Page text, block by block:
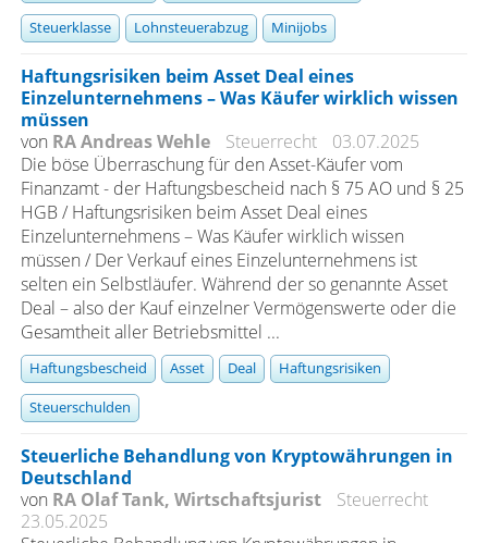
Steuerklasse Lohnsteuerabzug Minijobs
Haftungsrisiken beim Asset Deal eines
Einzelunternehmens – Was Käufer wirklich wissen
müssen
von RA Andreas Wehle Steuerrecht
03.07.2025
Die böse Überraschung für den Asset-Käufer vom
Finanzamt - der Haftungsbescheid nach § 75 AO und § 25
HGB / Haftungsrisiken beim Asset Deal eines
Einzelunternehmens – Was Käufer wirklich wissen
müssen / Der Verkauf eines Einzelunternehmens ist
selten ein Selbstläufer. Während der so genannte Asset
Deal – also der Kauf einzelner Vermögenswerte oder die
Gesamtheit aller Betriebsmittel ...
Haftungsbescheid Asset Deal Haftungsrisiken
Steuerschulden
Steuerliche Behandlung von Kryptowährungen in
Deutschland
von RA Olaf Tank, Wirtschaftsjurist
Steuerrecht
23.05.2025